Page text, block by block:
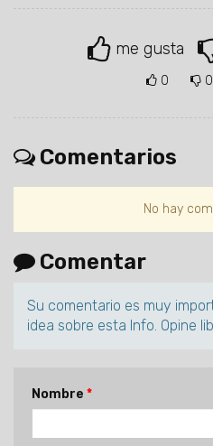
me gusta
0 0
Comentarios
No hay
Comentar
Su comentario es muy
idea sobre esta Info. Opine
Nombre